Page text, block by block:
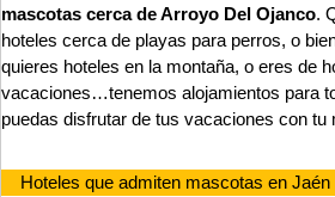
mascotas cerca de Arroyo Del Ojanco.
hoteles cerca de playas para perros, o
quieres hoteles en la montaña, o eres de
vacaciones…tenemos alojamientos para
puedas disfrutar de tus vacaciones con tu
Hoteles que admiten mascotas en Jaén